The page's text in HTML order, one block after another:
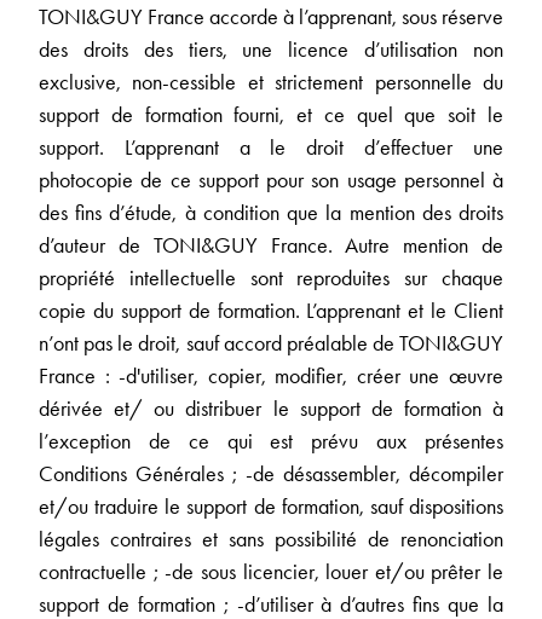
TONI&GUY France accorde à l’apprenant, sous réserve
des droits des tiers, une licence d’utilisation non
exclusive, non-cessible et strictement personnelle du
support de formation fourni, et ce quel que soit le
support. L’apprenant a le droit d’effectuer une
photocopie de ce support pour son usage personnel à
des fins d’étude, à condition que la mention des droits
d’auteur de TONI&GUY France. Autre mention de
propriété intellectuelle sont reproduites sur chaque
copie du support de formation. L’apprenant et le Client
n’ont pas le droit, sauf accord préalable de TONI&GUY
France : -d'utiliser, copier, modifier, créer une œuvre
dérivée et/ ou distribuer le support de formation à
l’exception de ce qui est prévu aux présentes
Conditions Générales ; -de désassembler, décompiler
et/ou traduire le support de formation, sauf dispositions
légales contraires et sans possibilité de renonciation
contractuelle ; -de sous licencier, louer et/ou prêter le
support de formation ; -d’utiliser à d’autres fins que la